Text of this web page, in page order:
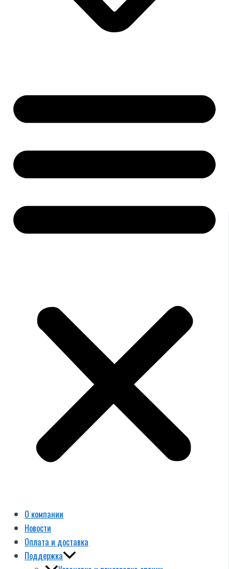
О компании
Новости
Оплата и доставка
Поддержка